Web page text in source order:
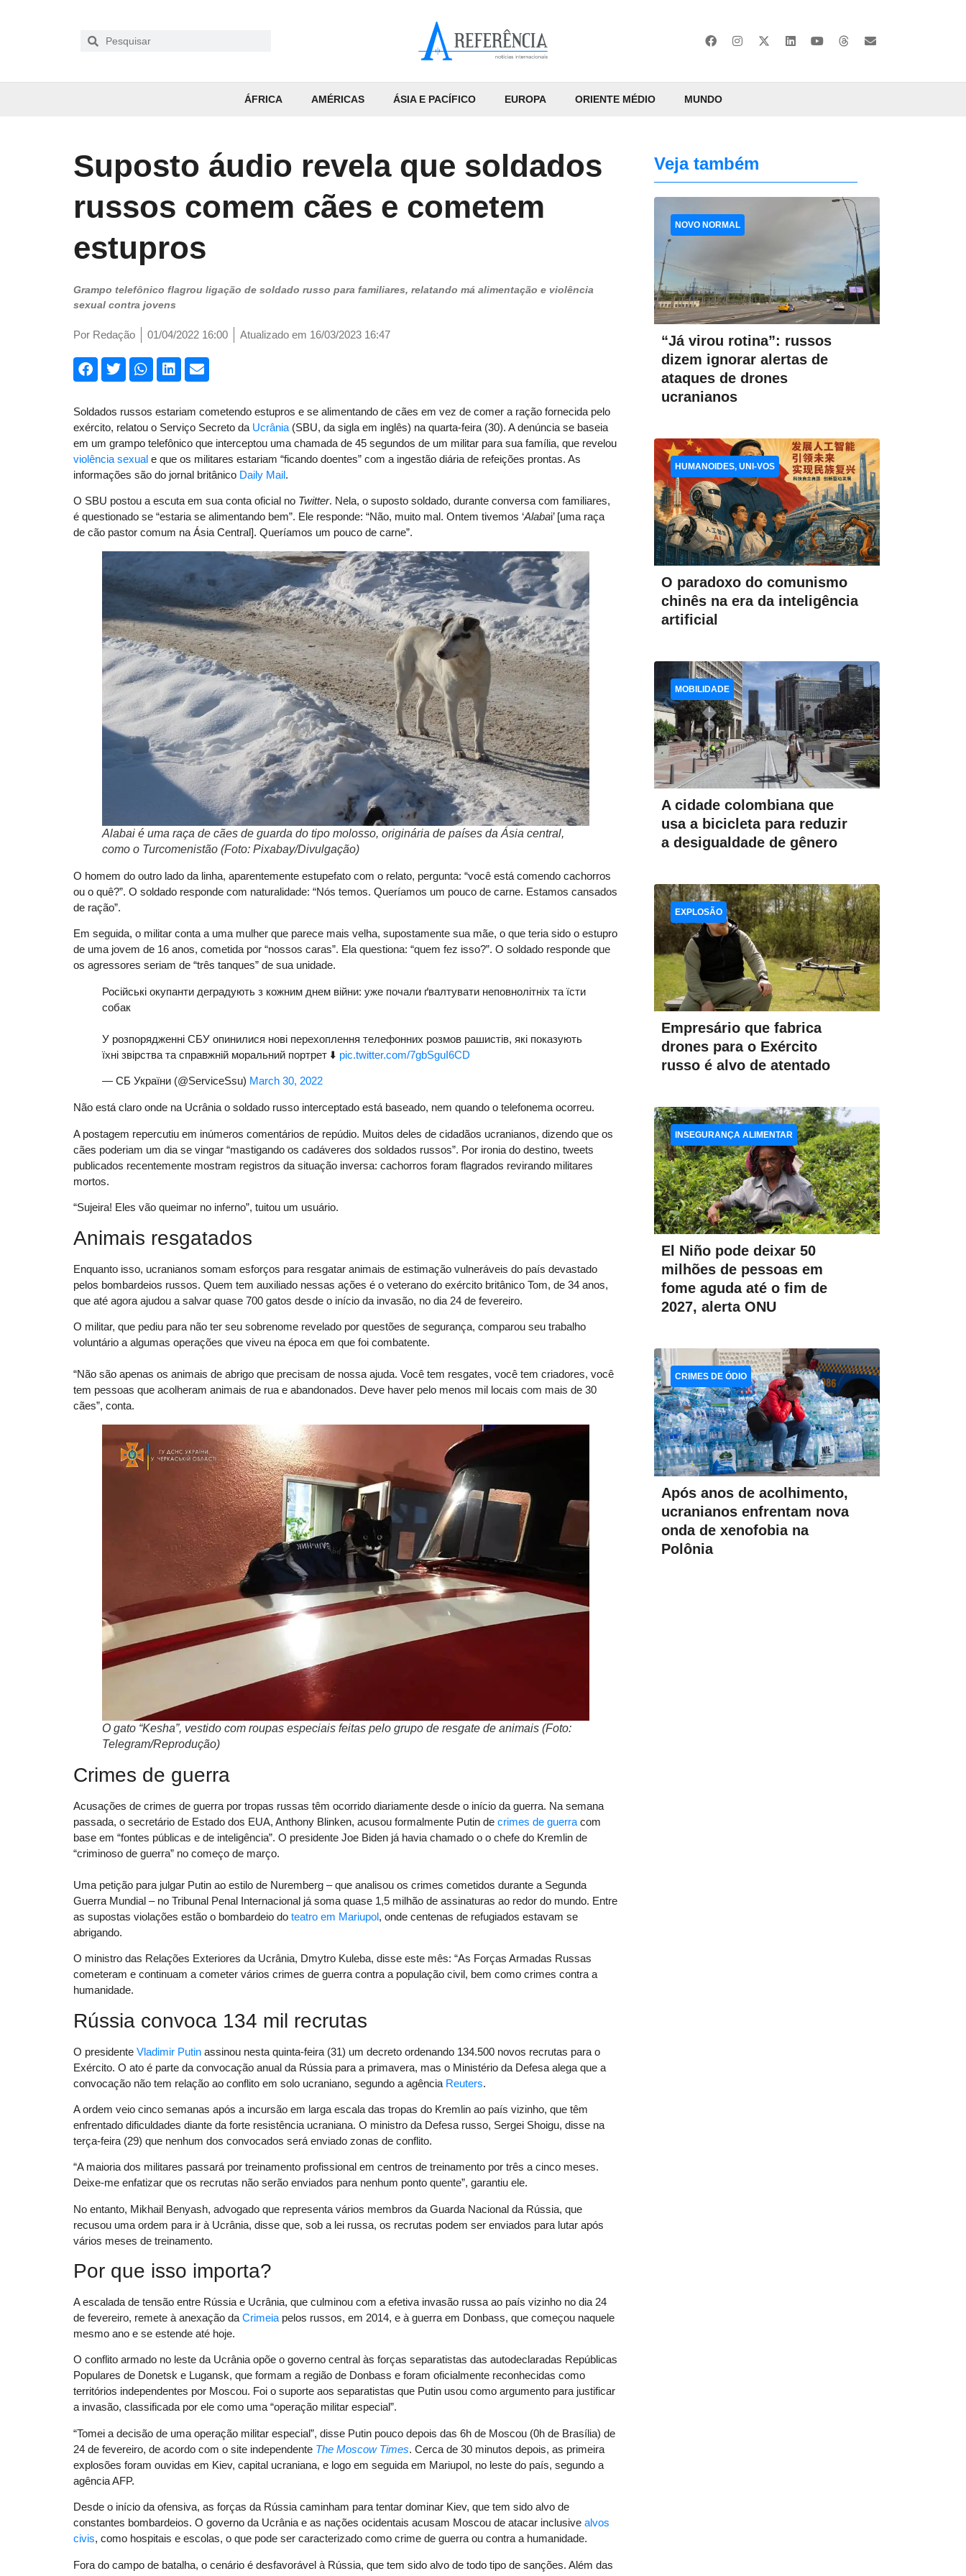
ÁFRICA AMÉRICAS ÁSIA E PACÍFICO EUROPA ORIENTE MÉDIO MUNDO
Suposto áudio revela que soldados
russos comem cães e cometem
estupros
Grampo telefônico flagrou ligação de soldado russo para familiares, relatando má alimentação e violência
sexual contra jovens
Por Redação 01/04/2022 16:00 Atualizado em 16/03/2023 16:47
Soldados russos estariam cometendo estupros e se alimentando de cães em vez de comer a ração fornecida pelo
exército, relatou o Serviço Secreto da Ucrânia (SBU, da sigla em inglês) na quarta-feira (30). A denúncia se baseia
em um grampo telefônico que interceptou uma chamada de 45 segundos de um militar para sua família, que revelou
violência sexual e que os militares estariam “ficando doentes” com a ingestão diária de refeições prontas. As
informações são do jornal britânico Daily Mail.
O SBU postou a escuta em sua conta oficial no Twitter. Nela, o suposto soldado, durante conversa com familiares,
é questionado se “estaria se alimentando bem”. Ele responde: “Não, muito mal. Ontem tivemos ‘Alabai’ [uma raça
de cão pastor comum na Ásia Central]. Queríamos um pouco de carne”.
Alabai é uma raça de cães de guarda do tipo molosso, originária de países da Ásia central,
como o Turcomenistão (Foto: Pixabay/Divulgação)
O homem do outro lado da linha, aparentemente estupefato com o relato, pergunta: “você está comendo cachorros
ou o quê?”. O soldado responde com naturalidade: “Nós temos. Queríamos um pouco de carne. Estamos cansados
de ração”.
Em seguida, o militar conta a uma mulher que parece mais velha, supostamente sua mãe, o que teria sido o estupro
de uma jovem de 16 anos, cometida por “nossos caras”. Ela questiona: “quem fez isso?”. O soldado responde que
os agressores seriam de “três tanques” de sua unidade.
Російські окупанти деградують з кожним днем війни: уже почали ґвалтувати неповнолітніх та їсти
собак
У розпорядженні СБУ опинилися нові перехоплення телефонних розмов рашистів, які показують
їхні звірства та справжній моральний портрет ⬇️ pic.twitter.com/7gbSguI6CD
— СБ України (@ServiceSsu) March 30, 2022
Não está claro onde na Ucrânia o soldado russo interceptado está baseado, nem quando o telefonema ocorreu.
A postagem repercutiu em inúmeros comentários de repúdio. Muitos deles de cidadãos ucranianos, dizendo que os
cães poderiam um dia se vingar “mastigando os cadáveres dos soldados russos”. Por ironia do destino, tweets
publicados recentemente mostram registros da situação inversa: cachorros foram flagrados revirando militares
mortos.
“Sujeira! Eles vão queimar no inferno”, tuitou um usuário.
Animais resgatados
Enquanto isso, ucranianos somam esforços para resgatar animais de estimação vulneráveis ​​do país devastado
pelos bombardeios russos. Quem tem auxiliado nessas ações é o veterano do exército britânico Tom, de 34 anos,
que até agora ajudou a salvar quase 700 gatos desde o início da invasão, no dia 24 de fevereiro.
O militar, que pediu para não ter seu sobrenome revelado por questões de segurança, comparou seu trabalho
voluntário a algumas operações que viveu na época em que foi combatente.
“Não são apenas os animais de abrigo que precisam de nossa ajuda. Você tem resgates, você tem criadores, você
tem pessoas que acolheram animais de rua e abandonados. Deve haver pelo menos mil locais com mais de 30
cães”, conta.
O gato “Kesha”, vestido com roupas especiais feitas pelo grupo de resgate de animais (Foto:
Telegram/Reprodução)
Crimes de guerra
Acusações de crimes de guerra por tropas russas têm ocorrido diariamente desde o início da guerra. Na semana
passada, o secretário de Estado dos EUA, Anthony Blinken, acusou formalmente Putin de crimes de guerra com
base em “fontes públicas e de inteligência”. O presidente Joe Biden já havia chamado o o chefe do Kremlin de
“criminoso de guerra” no começo de março.
Uma petição para julgar Putin ao estilo de Nuremberg – que analisou os crimes cometidos durante a Segunda
Guerra Mundial – no Tribunal Penal Internacional já soma quase 1,5 milhão de assinaturas ao redor do mundo. Entre
as ​​supostas violações estão o bombardeio do teatro em Mariupol, onde centenas de refugiados estavam se
abrigando.
O ministro das Relações Exteriores da Ucrânia, Dmytro Kuleba, disse este mês: “As Forças Armadas Russas
cometeram e continuam a cometer vários crimes de guerra contra a população civil, bem como crimes contra a
humanidade.
Rússia convoca 134 mil recrutas
O presidente Vladimir Putin assinou nesta quinta-feira (31) um decreto ordenando 134.500 novos recrutas para o
Exército. O ato é parte da convocação anual da Rússia para a primavera, mas o Ministério da Defesa alega que a
convocação não tem relação ao conflito em solo ucraniano, segundo a agência Reuters.
A ordem veio cinco semanas após a incursão em larga escala das tropas do Kremlin ao país vizinho, que têm
enfrentado dificuldades diante da forte resistência ucraniana. O ministro da Defesa russo, Sergei Shoigu, disse na
terça-feira (29) que nenhum dos convocados será enviado zonas de conflito.
“A maioria dos militares passará por treinamento profissional em centros de treinamento por três a cinco meses.
Deixe-me enfatizar que os recrutas não serão enviados para nenhum ponto quente”, garantiu ele.
No entanto, Mikhail Benyash, advogado que representa vários membros da Guarda Nacional da Rússia, que
recusou uma ordem para ir à Ucrânia, disse que, sob a lei russa, os recrutas podem ser enviados para lutar após
vários meses de treinamento.
Por que isso importa?
A escalada de tensão entre Rússia e Ucrânia, que culminou com a efetiva invasão russa ao país vizinho no dia 24
de fevereiro, remete à anexação da Crimeia pelos russos, em 2014, e à guerra em Donbass, que começou naquele
mesmo ano e se estende até hoje.
O conflito armado no leste da Ucrânia opõe o governo central às forças separatistas das autodeclaradas Repúblicas
Populares de Donetsk e Lugansk, que formam a região de Donbass e foram oficialmente reconhecidas como
territórios independentes por Moscou. Foi o suporte aos separatistas que Putin usou como argumento para justificar
a invasão, classificada por ele como uma “operação militar especial”.
“Tomei a decisão de uma operação militar especial”, disse Putin pouco depois das 6h de Moscou (0h de Brasília) de
24 de fevereiro, de acordo com o site independente The Moscow Times. Cerca de 30 minutos depois, as primeira
explosões foram ouvidas em Kiev, capital ucraniana, e logo em seguida em Mariupol, no leste do país, segundo a
agência AFP.
Desde o início da ofensiva, as forças da Rússia caminham para tentar dominar Kiev, que tem sido alvo de
constantes bombardeios. O governo da Ucrânia e as nações ocidentais acusam Moscou de atacar inclusive alvos
civis, como hospitais e escolas, o que pode ser caracterizado como crime de guerra ou contra a humanidade.
Fora do campo de batalha, o cenário é desfavorável à Rússia, que tem sido alvo de todo tipo de sanções. Além das
Veja também
“Já virou rotina”: russos
dizem ignorar alertas de
ataques de drones
ucranianos
NOVO NORMAL
O paradoxo do comunismo
chinês na era da inteligência
artificial
HUMANOIDES, UNI-VOS
A cidade colombiana que
usa a bicicleta para reduzir
a desigualdade de gênero
MOBILIDADE
Empresário que fabrica
drones para o Exército
russo é alvo de atentado
EXPLOSÃO
El Niño pode deixar 50
milhões de pessoas em
fome aguda até o fim de
2027, alerta ONU
INSEGURANÇA ALIMENTAR
Após anos de acolhimento,
ucranianos enfrentam nova
onda de xenofobia na
Polônia
CRIMES DE ÓDIO